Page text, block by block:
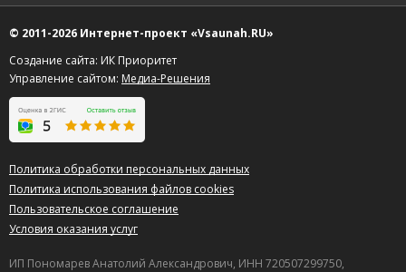
© 2011-2026 Интернет-проект «Vsaunah.RU»
Создание сайта: ИК Приоритет
Управление сайтом: Медиа-Решения
Политика обработки персональных данных
Политика использования файлов cookies
Пользовательское соглашение
Условия оказания услуг
ИП Пономарев Анатолий Александрович, ИНН 720507299750,